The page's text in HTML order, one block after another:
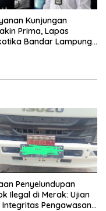
Kunjungan
Prima, Lapas
Bandar Lampung
Penyelundupan
Ilegal di Merak: Ujian
Integritas Pengawasan